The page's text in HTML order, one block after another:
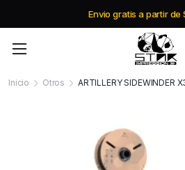
Envio gratis a partir de
Inicio Otros ARTILLERY SIDEWINDER